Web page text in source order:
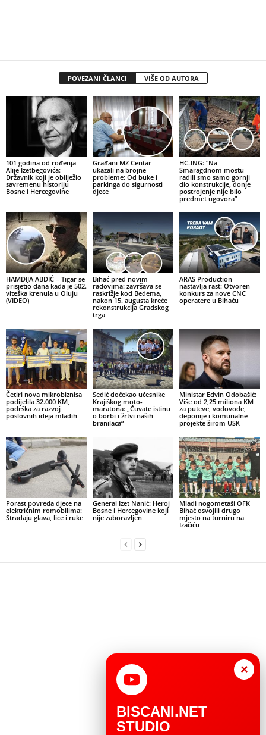
POVEZANI ČLANCI VIŠE OD AUTORA
101 godina od rođenja
Alije Izetbegovića:
Državnik koji je obilježio
savremenu historiju
Bosne i Hercegovine
Građani MZ Centar
ukazali na brojne
probleme: Od buke i
parkinga do sigurnosti
djece
HC-ING: “Na
Smaragdnom mostu
radili smo samo gornji
dio konstrukcije, donje
postrojenje nije bilo
predmet ugovora”
HAMDIJA ABDIĆ – Tigar se
prisjetio dana kada je 502.
viteška krenula u Oluju
(VIDEO)
Bihać pred novim
radovima: završava se
raskrižje kod Bedema,
nakon 15. augusta kreće
rekonstrukcija Gradskog
trga
ARAS Production
nastavlja rast: Otvoren
konkurs za nove CNC
operatere u Bihaću
Četiri nova mikrobiznisa
podijelila 32.000 KM,
podrška za razvoj
poslovnih ideja mladih
Sedić dočekao učesnike
Krajiškog moto-
maratona: „Čuvate istinu
o borbi i žrtvi naših
branilaca“
Ministar Edvin Odobašić:
Više od 2,25 miliona KM
za puteve, vodovode,
deponije i komunalne
projekte širom USK
Porast povreda djece na
električnim romobilima:
Stradaju glava, lice i ruke
General Izet Nanić: Heroj
Bosne i Hercegovine koji
nije zaboravljen
Mladi nogometaši OFK
Bihać osvojili drugo
mjesto na turniru na
Izačiću
×
BISCANI.NET
STUDIO